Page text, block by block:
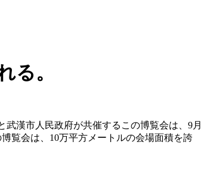
る。
漢市人民政府が共催するこの博覧会は、9月
覧会は、10万平方メートルの会場面積を誇